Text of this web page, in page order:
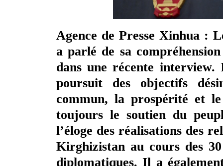
Agence de Presse Xinhua :
a parlé de sa
dans une récente
poursuit des objectifs
commun, la prospérité et
toujours le soutien du
l’éloge des réalisations des
Kirghizistan au cours des
diplomatiques. Il a